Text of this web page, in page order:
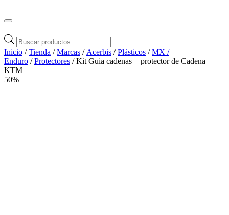
Búsqueda
de
productos
Inicio /Tienda /Marcas / Acerbis /Plásticos /MX /
Enduro /Protectores / Kit Guia cadenas + protector de Cadena
KTM
50%